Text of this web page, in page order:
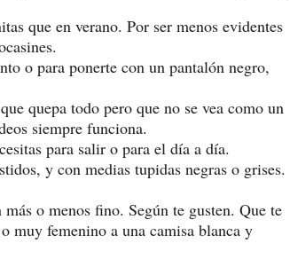
que en verano. Por ser menos evidentes
o para ponerte con un pantalón negro,
quepa todo pero que no se vea como un
siempre funciona.
para salir o para el día a día.
y con medias tupidas negras o grises.
o menos fino. Según te gusten. Que te
muy femenino a una camisa blanca y